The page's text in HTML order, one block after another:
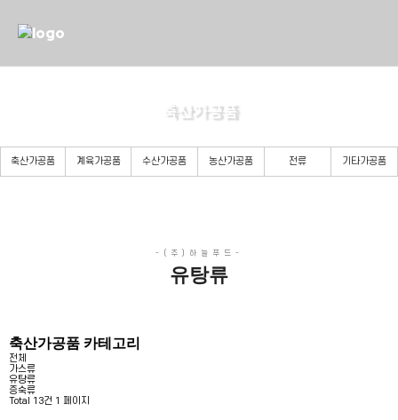
축산가공품
축산가공품 계육가공품 수산가공품 농산가공품 전류 기타가공품
유탕류
축산가공품 카테고리
전체
가스류
유탕류
증숙류
Total 13건 1 페이지